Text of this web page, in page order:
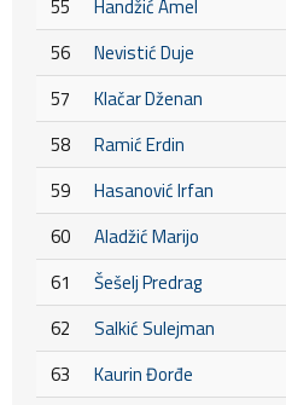
55 Handžić Amel
56
Nevistić Duje
57
Klačar Dženan
58
Ramić Erdin
59
Hasanović Irfan
60
Aladžić Marijo
61
Šešelj Predrag
62
Salkić Sulejman
63
Kaurin Đorđe